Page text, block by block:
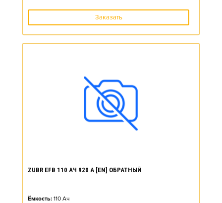
Заказать
ZUBR EFB 110 АЧ 920 А [EN] ОБРАТНЫЙ
Ёмкость: 110 Ач